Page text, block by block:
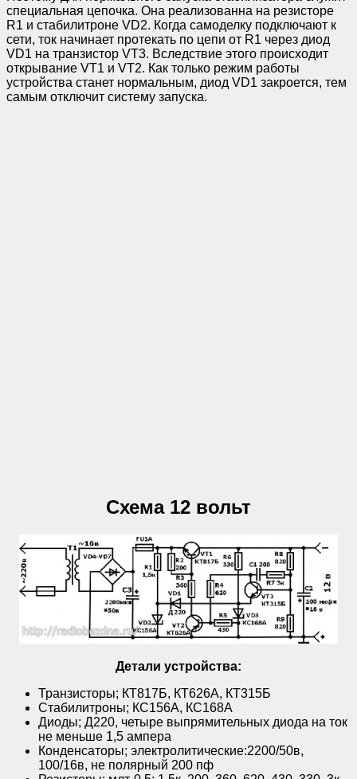
специальная цепочка. Она реализованна на резисторе
R1 и стабилитроне VD2. Когда самоделку подключают к
сети, ток начинает протекать по цепи от R1 через диод
VD1 на транзистор VT3. Вследствие этого происходит
открывание VT1 и VT2. Как только режим работы
устройства станет нормальным, диод VD1 закроется, тем
самым отключит систему запуска.
Схема 12 вольт
Детали устройства:
Транзисторы; КТ817Б, КТ626А, КТ315Б
Стабилитроны; КС156А, КС168А
Диоды; Д220, четыре выпрямительных диода на ток
не меньше 1,5 ампера
Конденсаторы; электролитические:2200/50в,
100/16в, не полярный 200 пф